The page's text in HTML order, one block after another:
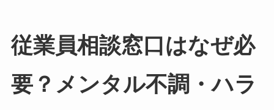
従業員相談窓口はなぜ必
要？メンタル不調・ハラ